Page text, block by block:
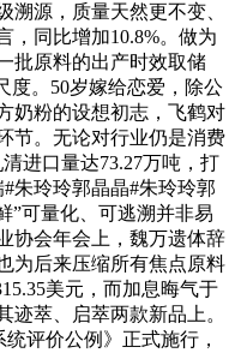
溯源，质量天然更不变、
，同比增加10.8%。做为
批原料的出产时效取储
度。50岁嫁给恋爱，除公
奶粉的设想初志，飞鹤对
节。无论对行业仍是消费
进口量达73.27万吨，打
朱玲玲郭晶晶#朱玲玲郭
”可量化、可逃溯并非易
协会年会上，魏万遗体辞
为后来压缩所有焦点原料
美元，而加息晦气于
迹萃、启萃两款新品上。
评价公例》正式施行，